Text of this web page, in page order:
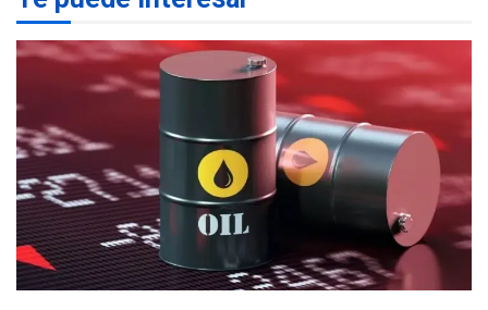
3
NACIONALES
TITULARES
ÚLTIMA HORA
Dólar cierra la semana en
756,71 bolívares
4
POLÍTICA
TITULARES
ÚLTIMA HORA
Libertad plena para jueza
María Lourdes Afiuni